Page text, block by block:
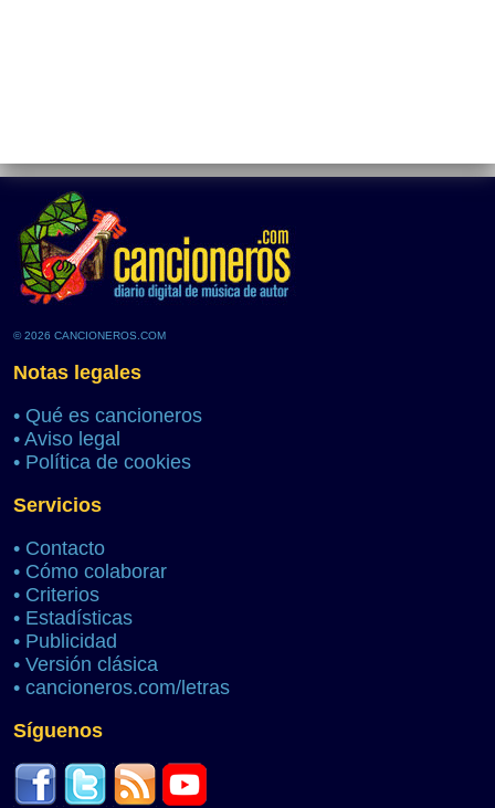
© 2026 CANCIONEROS.COM
Notas legales
• Qué es cancioneros
• Aviso legal
• Política de cookies
Servicios
• Contacto
• Cómo colaborar
• Criterios
• Estadísticas
• Publicidad
• Versión clásica
• cancioneros.com/letras
Síguenos